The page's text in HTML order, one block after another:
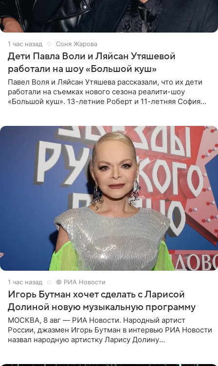
1 час назад Соня Жарова
Дети Павла Воли и Ляйсан Утяшевой
работали на шоу «Большой куш»
Павел Воля и Ляйсан Утяшева рассказали, что их дети
работали на съемках нового сезона реалити-шоу
«Большой куш». 13-летние Роберт и 11-летняя София
1 час назад © РИА Новости
Игорь Бутман хочет сделать с Ларисой
Долиной новую музыкальную программу
МОСКВА, 8 авг — РИА Новости. Народный артист
России, джазмен Игорь Бутман в интервью РИА Новости
назвал народную артистку Ларису Долину